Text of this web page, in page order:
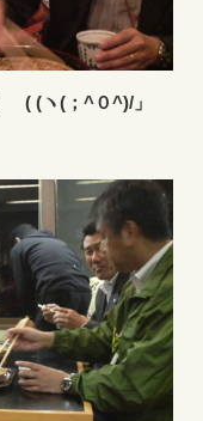
( (ヽ(；^０^)/」